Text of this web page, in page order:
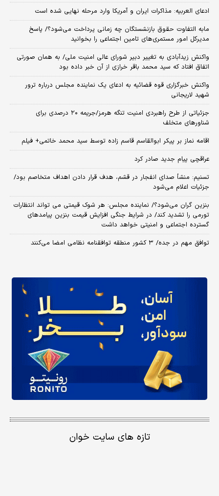
ادعای العربیه: مذاکرات ایران و آمریکا وارد مرحله نهایی شده است
مابه التفاوت حقوق بازنشستگان چه زمانی پرداخت می‌شود؟/ پاسخ
مدیرکل امور مستمری‌های تامین اجتماعی را بخوانید
واکنش زیدآبادی به تغییر دبیر شورای عالی امنیت ملی/ به همان صورتی
اتفاق افتاد که سید محمد باقر خرازی از آن خبر داده بود
واکنش خبرگزاری قوه قضائیه به ادعای یک نماینده مجلس درباره ترور
شهید لاریجانی
جزئیاتی از طرح راهبردی امنیت تنگه هرمز/جریمه ۲۰ درصدی برای
شناورهای متخلف
اقامه نماز بر پیکر ابوالقاسم قاسم زاده توسط سید محمد خاتمی+ فیلم
عراقچی پیام جدید صادر کرد
تسنیم: منشأ صدای انفجار در قشم، هدف قرار دادن اهداف متخاصم بود/
جزئیات اعلام می‌شود
بنزین گران می‌شود؟/ نماینده مجلس: هر شوک قیمتی می تواند انتظارات
تورمی را تشدید کند/ در شرایط جنگی افزایش قیمت بنزین پیامدهای
گسترده اجتماعی و امنیتی خواهد داشت
توافق مهم در جده/ ۳ کشور منطقه توافقنامه نظامی امضا می‌کنند
تازه های سایت خوان